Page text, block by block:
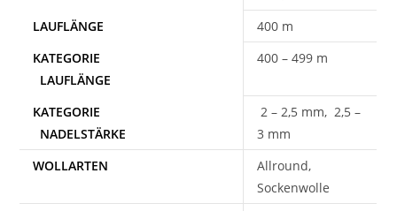
400 m
400 – 499 m
2 – 2,5 mm, 2,5 –
3 mm
WOLLARTEN
Allround,
Sockenwolle